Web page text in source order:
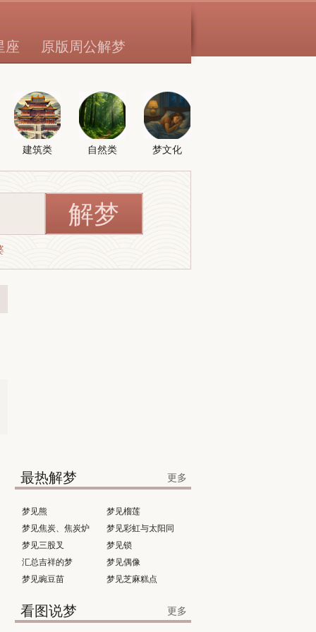
座 原版周公解梦
建筑类 自然类 梦文化
最热解梦 更多
梦见熊
梦见榴莲
梦见焦炭、焦炭炉
梦见彩虹与太阳同
时出现
梦见三股叉
梦见锁
汇总吉祥的梦
梦见偶像
梦见豌豆苗
梦见芝麻糕点
看图说梦 更多